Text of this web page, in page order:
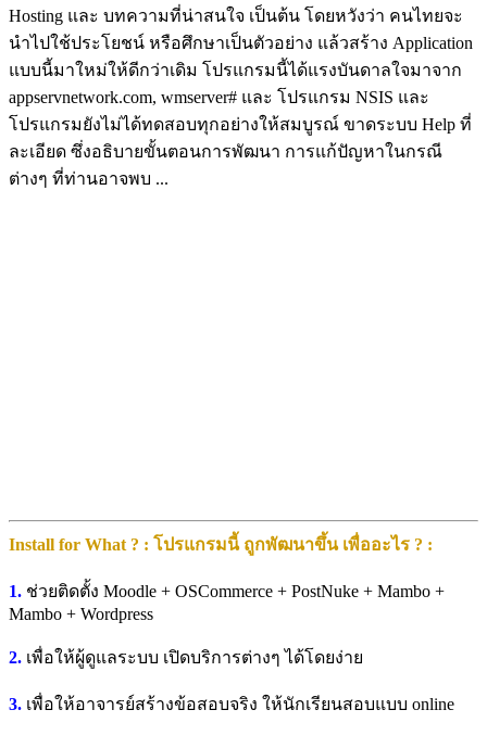
Hosting และ บทความที่น่าสนใจ เป็นต้น โดยหวังว่า คนไทยจะ
นำไปใช้ประโยชน์ หรือศึกษาเป็นตัวอย่าง แล้วสร้าง Application
แบบนี้มาใหม่ให้ดีกว่าเดิม โปรแกรมนี้ได้แรงบันดาลใจมาจาก
appservnetwork.com, wmserver# และ โปรแกรม NSIS และ
โปรแกรมยังไม่ได้ทดสอบทุกอย่างให้สมบูรณ์ ขาดระบบ Help ที่
ละเอียด ซึ่งอธิบายขั้นตอนการพัฒนา การแก้ปัญหาในกรณี
ต่างๆ ที่ท่านอาจพบ ...
Install for What ? : โปรแกรมนี้ ถูกพัฒนาขึ้น เพื่ออะไร ? :
1. ช่วยติดตั้ง Moodle + OSCommerce + PostNuke + Mambo +
Mambo + Wordpress
2. เพื่อให้ผู้ดูแลระบบ เปิดบริการต่างๆ ได้โดยง่าย
3. เพื่อให้อาจารย์สร้างข้อสอบจริง ให้นักเรียนสอบแบบ online